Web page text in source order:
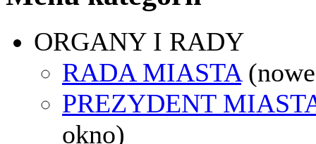
ORGANY I RADY
RADA MIASTA
PREZYDENT
okno)